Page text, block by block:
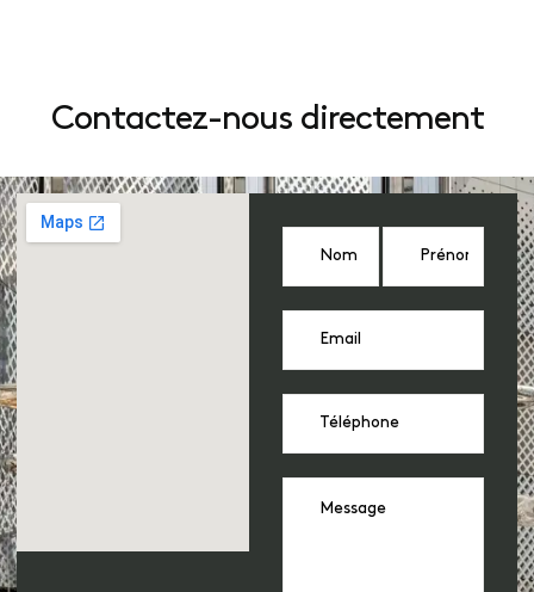
Contactez-nous directement